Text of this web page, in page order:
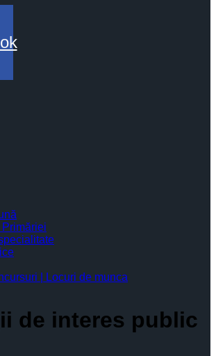
| Locuri de munca
de interes public